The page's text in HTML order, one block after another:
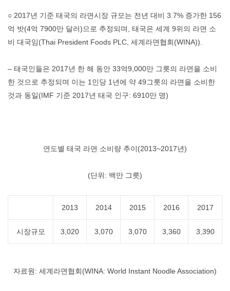
○ 2017년 기준 태국의 라면시장 규모는 전년 대비 3.7% 증가한 156
억 밧(4억 7900만 달러)으로 추정되며, 태국은 세계 9위의 라면 소
비 대국임(Thai President Foods PLC, 세계라면협회(WINA)).
– 태국인들은 2017년 한 해 동안 33억9,000만 그릇의 라면을 소비
한 것으로 추정되며 이는 1인당 1년에 약 49그릇의 라면을 소비한
것과 동일(IMF 기준 2017년 태국 인구: 6910만 명)
연도별 태국 라면 소비량 추이(2013~2017년)
(단위: 백만 그릇)
2013 2014 2015 2016 2017
시장규모 3,020 3,070 3,070 3,360 3,390
자료원: 세계라면협회(WINA: World Instant Noodle Association)